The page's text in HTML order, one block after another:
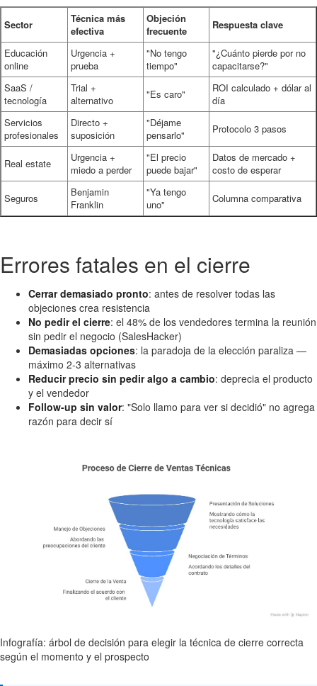
Sector
Técnica más
efectiva
Objeción
frecuente
Respuesta clave
Educación
online
Urgencia +
prueba
"No tengo
tiempo"
"¿Cuánto pierde por no
capacitarse?"
SaaS /
tecnología
Trial +
alternativo
"Es caro"
ROI calculado + dólar al
día
Servicios
profesionales
Directo +
suposición
"Déjame
pensarlo"
Protocolo 3 pasos
Real estate
Urgencia +
miedo a perder
"El precio
puede bajar"
Datos de mercado +
costo de esperar
Seguros
Benjamin
Franklin
"Ya tengo
uno"
Columna comparativa
Errores fatales en el cierre
Cerrar demasiado pronto: antes de resolver todas las
objeciones crea resistencia
No pedir el cierre: el 48% de los vendedores termina la reunión
sin pedir el negocio (SalesHacker)
Demasiadas opciones: la paradoja de la elección paraliza —
máximo 2-3 alternativas
Reducir precio sin pedir algo a cambio: deprecia el producto
y el vendedor
Follow-up sin valor: "Solo llamo para ver si decidió" no agrega
razón para decir sí
Infografía: árbol de decisión para elegir la técnica de cierre correcta
según el momento y el prospecto